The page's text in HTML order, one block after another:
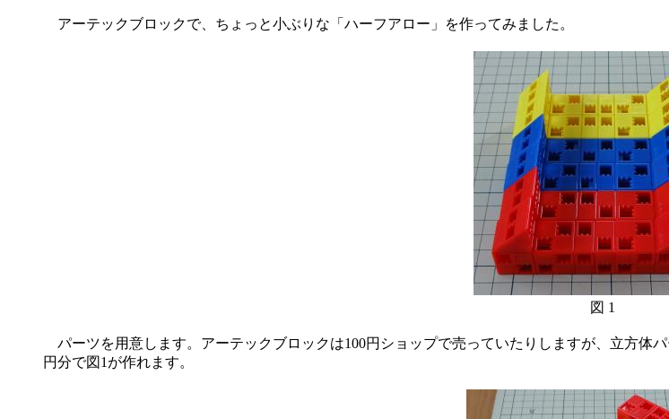
アーテックブロックで、ちょっと小ぶりな「ハーフアロー」を作ってみました。
図 1
パーツを用意します。アーテックブロックは100円ショップで売っていたりしますが、立方体
円分で図1が作れます。